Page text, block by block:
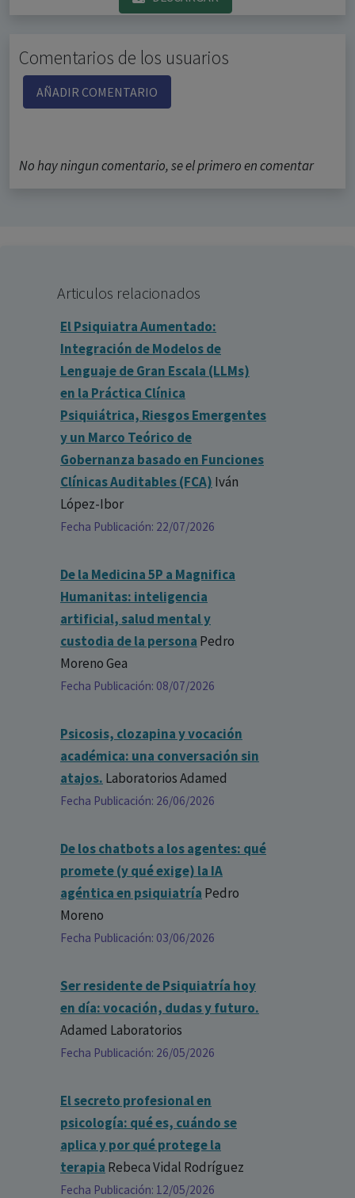
Comentarios de los usuarios
AÑADIR COMENTARIO
No hay ningun comentario, se el primero en comentar
Articulos relacionados
El Psiquiatra Aumentado:
Integración de Modelos de
Lenguaje de Gran Escala (LLMs)
en la Práctica Clínica
Psiquiátrica, Riesgos Emergentes
y un Marco Teórico de
Gobernanza basado en Funciones
Clínicas Auditables (FCA) Iván
López-Ibor
Fecha Publicación: 22/07/2026
De la Medicina 5P a Magnifica
Humanitas: inteligencia
artificial, salud mental y
custodia de la persona Pedro
Moreno Gea
Fecha Publicación: 08/07/2026
Psicosis, clozapina y vocación
académica: una conversación sin
atajos. Laboratorios Adamed
Fecha Publicación: 26/06/2026
De los chatbots a los agentes: qué
promete (y qué exige) la IA
agéntica en psiquiatría Pedro
Moreno
Fecha Publicación: 03/06/2026
Ser residente de Psiquiatría hoy
en día: vocación, dudas y futuro.
Adamed Laboratorios
Fecha Publicación: 26/05/2026
El secreto profesional en
psicología: qué es, cuándo se
aplica y por qué protege la
terapia Rebeca Vidal Rodríguez
Fecha Publicación: 12/05/2026